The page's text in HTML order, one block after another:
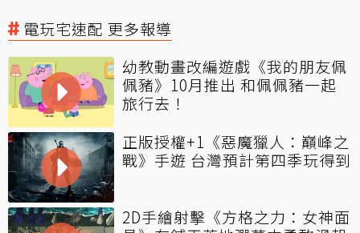
電玩宅速配 更多報導
幼教動畫改編遊戲《我的朋友佩
佩豬》10月推出 和佩佩豬一起
旅行去！
正版授權+1《惡魔獵人：巔峰之
戰》手遊 台灣預計第四季玩得到
2D手繪射擊《方格之力：女神面